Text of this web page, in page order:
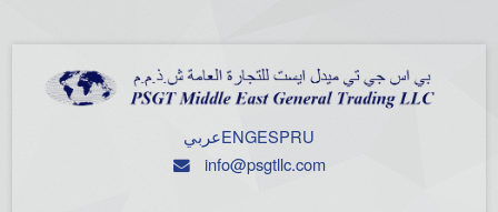
عربيENGESPRU
info@psgtllc.com